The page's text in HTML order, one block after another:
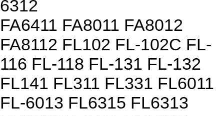
6312
FA6411 FA8011 FA8012
FA8112 FL102 FL-102C FL-
116 FL-118 FL-131 FL-132
FL141 FL311 FL331 FL6011
FL-6013 FL6315 FL6313